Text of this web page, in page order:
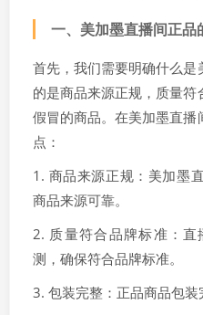
一、美加墨直播间正品
首先，我们需要明确什么
的是商品来源正规，质量
假冒的商品。在美加墨直
点：
1. 商品来源正规：美加墨
商品来源可靠。
2. 质量符合品牌标准：
测，确保符合品牌标准。
3. 包装完整：正品商品包装